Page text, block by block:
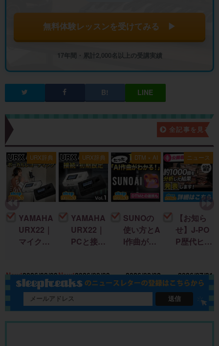
無料体験レッスンを受けてみる ▶
17年間・累計2,000名以上の受講実績
新着記事一覧 全記事を見る
URX辞典
YAMAHA
URX22｜
マイクを
までを完
全解説！
New!2026/08/09
URX辞典
YAMAHA
URX22｜
PCと接続
の初期設
定を完全
解説！
New!2026/08/09
DTM × AI
SUNOの
使い方とA
I作曲がわ
に生成AI
を取り入
ガイド
2026/08/02
ニュース
【お知ら
せ】J-PO
P歴代ヒッ
析”する公
開収録イ
ベント開
催
2026/07/31
送信